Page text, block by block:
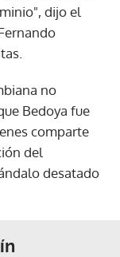
dijo el
no
Bedoya fue
comparte
del
desatado